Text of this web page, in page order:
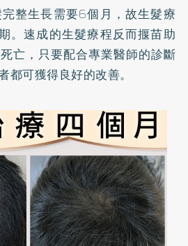
整生長需要6個月，故生髮療
。速成的生髮療程反而揠苗助
亡，只要配合專業醫師的診斷
都可獲得良好的改善。